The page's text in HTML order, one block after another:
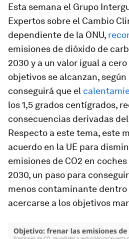
Esta semana el Grupo
Expertos sobre el Cambio
dependiente de la ONU,
emisiones de dióxido de
2030 y a un valor igual a
objetivos se alcanzan,
conseguirá que el
los 1,5 grados centígrados,
consecuencias derivadas
Respecto a este tema, este
acuerdo en la UE para
emisiones de CO2 en
2030, un paso para
menos contaminante dentro
acercarse a los objetivos